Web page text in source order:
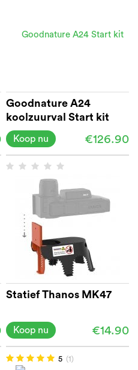
Goodnature A24
koolzuurval Start kit
€126.90
Koop nu
Statief Thanos MK47
€14.90
Koop nu
5 (1)